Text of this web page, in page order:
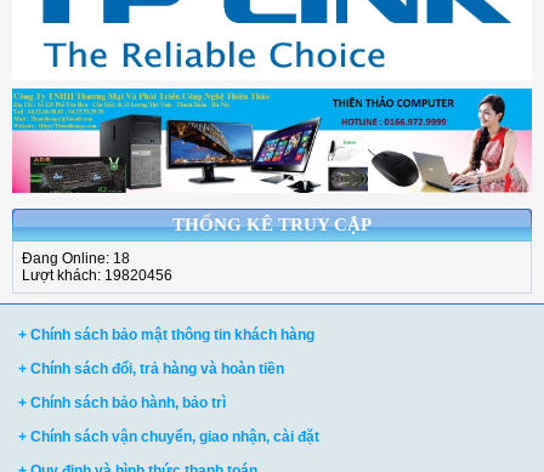
THỐNG KÊ TRUY CẬP
Đang Online: 18
Lượt khách: 19820456
+ Chính sách bảo mật thông tin khách hàng
+ Chính sách đổi, trả hàng và hoàn tiền
+ Chính sách bảo hành, bảo trì
+ Chính sách vận chuyển, giao nhận, cài đặt